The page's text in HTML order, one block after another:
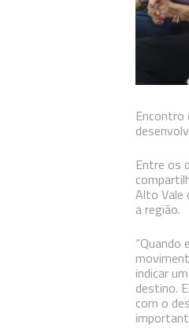
Encontro
Entre os
Alto Vale
a região.
“Quando
indicar
destino.
com o